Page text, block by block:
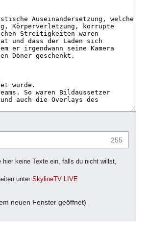
255
keine Texte ein, falls du nicht willst,
unter SkylineTV LIVE
neuen Fenster geöffnet)